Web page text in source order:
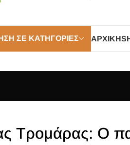
ΣΕ ΚΑΤΗΓΟΡΊΕΣ ΑΡΧΙΚΉ
Τρομάρας: Ο